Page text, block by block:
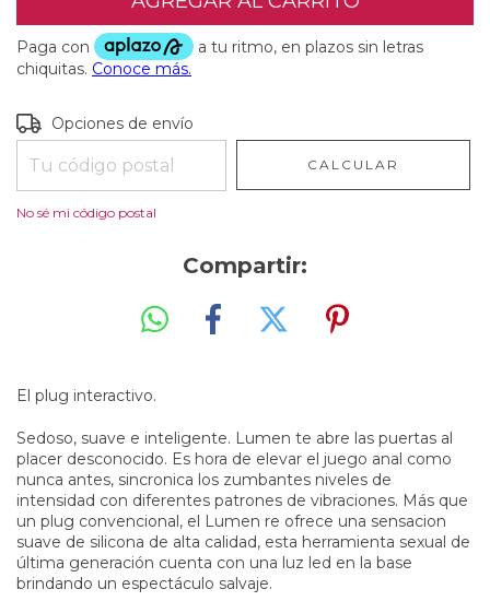
Entregas para el CP:
Opciones de envío
CALCULAR
No sé mi código postal
Compartir:
El plug interactivo.
Sedoso, suave e inteligente. Lumen te abre las puertas al
placer desconocido. Es hora de elevar el juego anal como
nunca antes, sincronica los zumbantes niveles de
intensidad con diferentes patrones de vibraciones. Más que
un plug convencional, el Lumen re ofrece una sensacion
suave de silicona de alta calidad, esta herramienta sexual de
última generación cuenta con una luz led en la base
brindando un espectáculo salvaje.